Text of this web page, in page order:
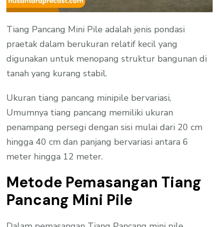
Tiang Pancang Mini Pile adalah jenis pondasi
praetak dalam berukuran relatif kecil yang
digunakan untuk menopang struktur bangunan di
tanah yang kurang stabil.
Ukuran tiang pancang minipile bervariasi,
Umumnya tiang pancang memiliki ukuran
penampang persegi dengan sisi mulai dari 20 cm
hingga 40 cm dan panjang bervariasi antara 6
meter hingga 12 meter.
Metode Pemasangan Tiang
Pancang Mini Pile